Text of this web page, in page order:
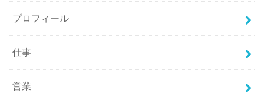
プロフィール
仕事
営業